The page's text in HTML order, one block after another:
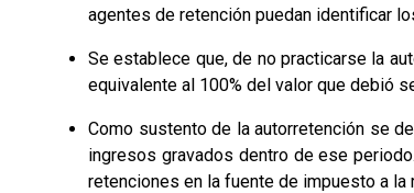
agentes de retención puedan identificar
Se establece que, de no practicarse la
equivalente al 100% del valor que debió
Como sustento de la autorretención se
ingresos gravados dentro de ese
retenciones en la fuente de impuesto a la